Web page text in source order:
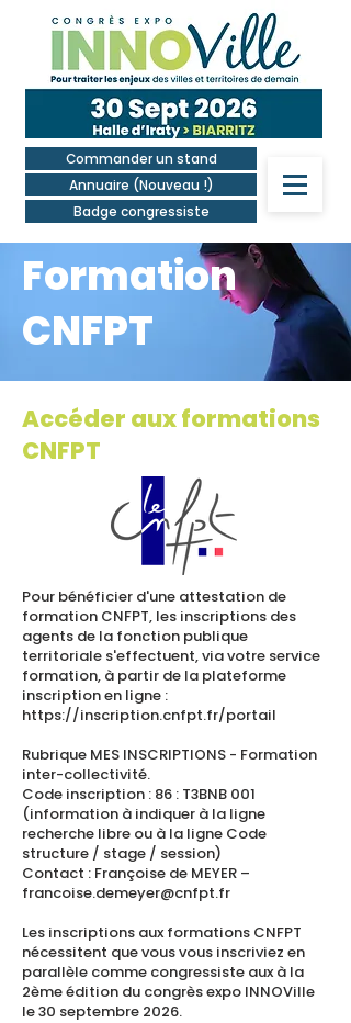
Annuaire (Nouveau !)
Commander un stand
Badge congressiste
Formation
CNFPT
Accéder aux formations
CNFPT
Pour bénéficier d'une attestation de
formation CNFPT, les inscriptions des
agents de la fonction publique
territoriale s'effectuent, via votre service
formation, à partir de la plateforme
inscription en ligne :
https://inscription.cnfpt.fr/portail
Rubrique MES INSCRIPTIONS - Formation
inter-collectivité.
Code inscription : 86 : T3BNB 001
(information à indiquer à la ligne
recherche libre ou à la ligne Code
structure / stage / session)
Contact : Françoise de MEYER –
francoise.demeyer@cnfpt.fr
​Les inscriptions aux formations CNFPT
nécessitent que vous vous inscriviez en
parallèle comme congressiste aux à la
2ème édition du congrès expo INNOVille
le 30 septembre 2026.